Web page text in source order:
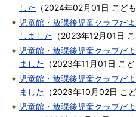
した （2024年02月01日 こど
児童館・放課後児童クラブだ
しました （2023年12月01日
児童館・放課後児童クラブだ
ました （2023年11月01日 こ
児童館・放課後児童クラブだ
ました （2023年10月02日 こ
児童館・放課後児童クラブだ